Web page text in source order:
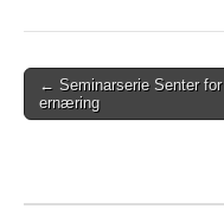
Post
navigation
← Seminarserie Senter for
ernæring